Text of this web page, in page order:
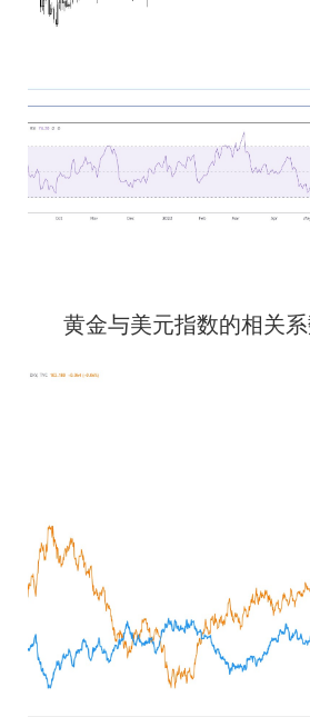
黄金与美元指数的相关